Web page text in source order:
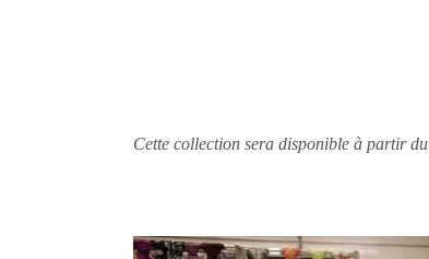
Cette collection sera disponible à partir du